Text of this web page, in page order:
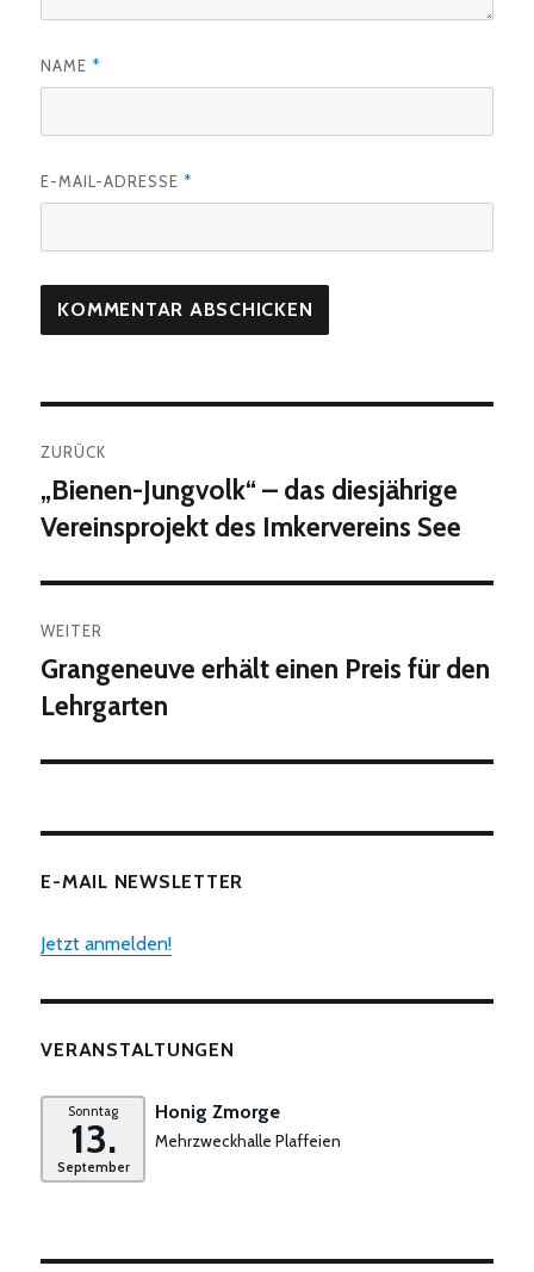
NAME *
E-MAIL-ADRESSE *
ZURÜCK
Vorheriger
Beitrag:
„Bienen-Jungvolk“ – das diesjährige
Vereinsprojekt des Imkervereins See
WEITER
Nächster
Beitrag:
Grangeneuve erhält einen Preis für den
Lehrgarten
E-MAIL NEWSLETTER
Jetzt anmelden!
VERANSTALTUNGEN
Sonntag
13.
September
Honig Zmorge
Mehrzweckhalle Plaffeien